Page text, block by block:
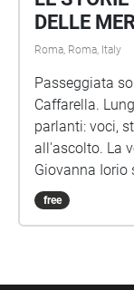
DELLE
Roma, Roma, Italy
Passeggiata
Caffarella. Lungo un percorso magico troverete alberi
parlanti: voci,
all'ascolto. La voce degli alberi e Le Storie invisibili di
Giovanna Iorio
Caffarella, una
ogni età. Per festeggiare il centenario della nascita
free